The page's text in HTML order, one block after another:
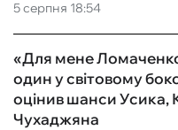
5 серпня 18:54
«Для мене
один у світовому
оцінив шанси Усика,
Чухаджяна